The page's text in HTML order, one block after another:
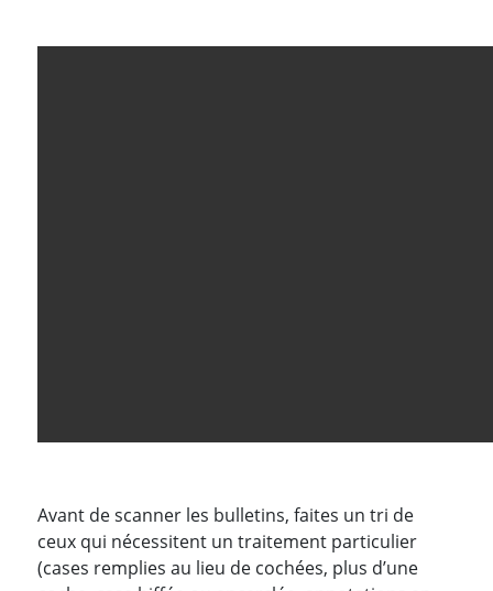
Avant de scanner les bulletins, faites un tri de
ceux qui nécessitent un traitement particulier
(cases remplies au lieu de cochées, plus d’une